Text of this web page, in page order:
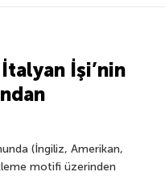
İşi’nin
(İngiliz, Amerikan,
motifi üzerinden